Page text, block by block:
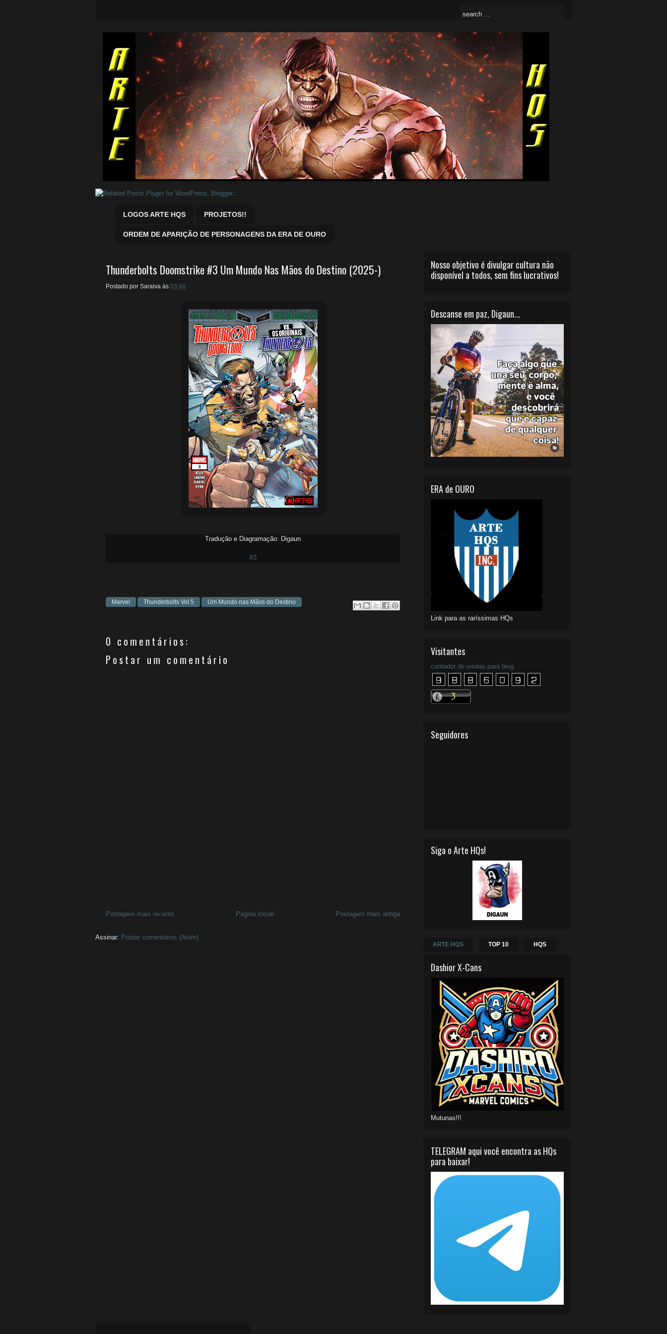
Quadrinhos Marvel e DC para baixar.
LOGOS ARTE HQS PROJETOS!!
ORDEM DE APARIÇÃO DE PERSONAGENS DA ERA DE OURO
Thunderbolts Doomstrike #3 Um Mundo Nas Mãos do Destino (2025-)
Postado por Saraiva às 03:48
Tradução e Diagramação: Digaun
#3
Marvel Thunderbolts Vol 5 Um Mundo nas Mãos do Destino
0 comentários:
Postar um comentário
Postagem mais recente Postagem mais antiga
Página inicial
Assinar: Postar comentários (Atom)
Nosso objetivo é divulgar cultura não
disponível a todos, sem fins lucrativos!
Descanse em paz, Digaun...
ERA de OURO
Link para as raríssimas HQs
Visitantes
contador de visitas para blog
Seguidores
Siga o Arte HQs!
ARTE HQS TOP 10 HQS
Dashior X-Cans
Mutunas!!!
TELEGRAM aqui você encontra as HQs
para baixar!